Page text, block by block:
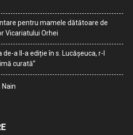
pentru mamele dătătoare de
Vicariatului Orhei
a II-a ediție în s. Lucășeuca, r-l
curată”
Nain